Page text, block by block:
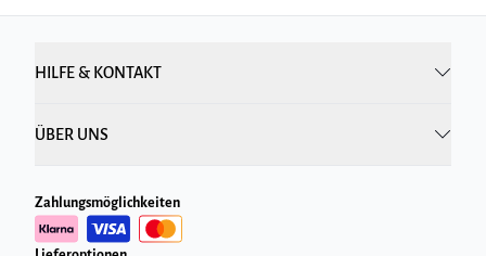
HILFE & KONTAKT
ÜBER UNS
Zahlungsmöglichkeiten